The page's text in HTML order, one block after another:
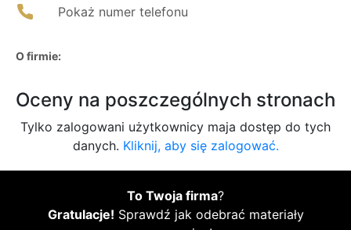
Pokaż numer telefonu
O firmie:
Oceny na poszczególnych stronach
Tylko zalogowani użytkownicy maja dostęp do tych
danych. Kliknij, aby się zalogować.
To Twoja firma?
Gratulacje! Sprawdź jak odebrać materiały